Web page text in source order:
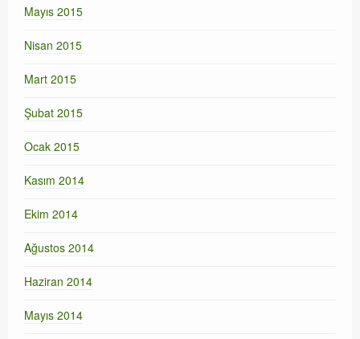
Mayıs 2015
Nisan 2015
Mart 2015
Şubat 2015
Ocak 2015
Kasım 2014
Ekim 2014
Ağustos 2014
Haziran 2014
Mayıs 2014